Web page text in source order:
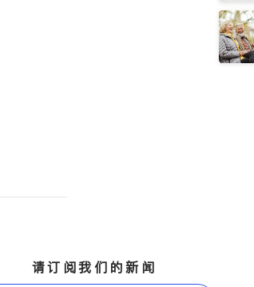
请订阅我们的新闻